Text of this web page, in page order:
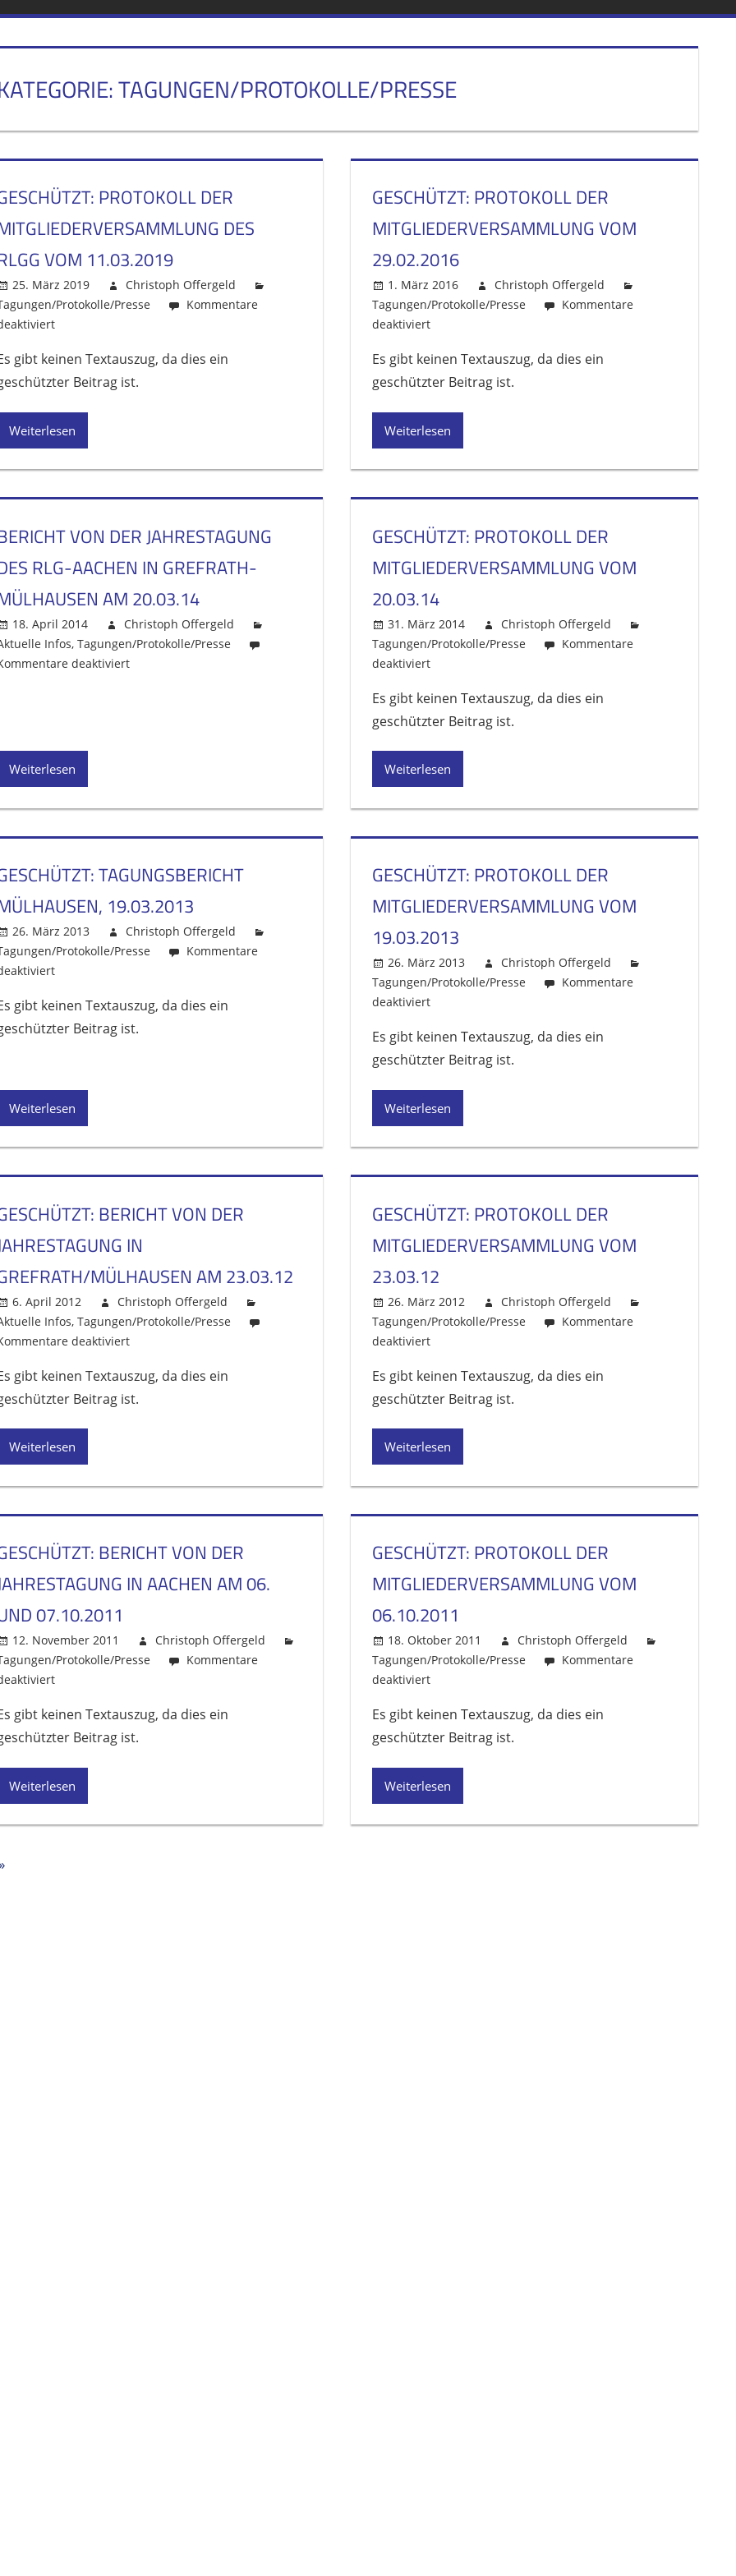
IM
BISTUM
AACHEN
TAGUNGEN/PROTOKOLLE/PRESSE
PROTOKOLL DER
DES
VOM 11.03.2019
25. März 2019
Christoph Offergeld
Protokolle/Presse
Kommentare
für
Protokoll
der
gibt keinen Textauszug, da dies ein
Beitrag ist.
Weiterlesen
GESCHÜTZT: PROTOKOLL DER
MITGLIEDERVERSAMMLUNG VOM
29.02.2016
1. März 2016
Christoph Offergeld
Tagungen/Protokolle/Presse
Kommentare
deaktiviertfür
Protokoll
der
Es gibt keinen Textauszug, da dies ein
geschützter Beitrag ist.
Weiterlesen
VON DER JAHRESTAGUNG
RLG-AACHEN IN GREFRATH-
AM 20.03.14
18. April 2014
Christoph Offergeld
Infos, Tagungen/Protokolle/Presse
deaktiviertfür
Grefrath-
am
20.03.14
Weiterlesen
GESCHÜTZT: PROTOKOLL DER
MITGLIEDERVERSAMMLUNG VOM
20.03.14
31. März 2014
Christoph Offergeld
Tagungen/Protokolle/Presse
Kommentare
deaktiviertfür
Protokoll
der
Es gibt keinen Textauszug, da dies ein
geschützter Beitrag ist.
Weiterlesen
TAGUNGSBERICHT
19.03.2013
26. März 2013
Christoph Offergeld
Protokolle/Presse
Kommentare
für
Tagungsbericht
Mülhausen,
gibt keinen Textauszug, da dies ein
Beitrag ist.
Weiterlesen
GESCHÜTZT: PROTOKOLL DER
MITGLIEDERVERSAMMLUNG VOM
19.03.2013
26. März 2013
Christoph Offergeld
Tagungen/Protokolle/Presse
Kommentare
deaktiviertfür
Protokoll
der
Es gibt keinen Textauszug, da dies ein
geschützter Beitrag ist.
Weiterlesen
BERICHT VON DER
IN
MÜLHAUSEN AM 23.03.12
6. April 2012
Christoph Offergeld
Infos, Tagungen/Protokolle/Presse
deaktiviertfür
Bericht
von
23.03.12
gibt keinen Textauszug, da dies ein
Beitrag ist.
Weiterlesen
GESCHÜTZT: PROTOKOLL DER
MITGLIEDERVERSAMMLUNG VOM
23.03.12
26. März 2012
Christoph Offergeld
Tagungen/Protokolle/Presse
Kommentare
deaktiviertfür
Protokoll
der
Es gibt keinen Textauszug, da dies ein
geschützter Beitrag ist.
Weiterlesen
BERICHT VON DER
IN AACHEN AM 06.
07.10.2011
12. November 2011
Christoph Offergeld
Protokolle/Presse
Kommentare
für
Bericht
von
gibt keinen Textauszug, da dies ein
Beitrag ist.
Weiterlesen
GESCHÜTZT: PROTOKOLL DER
MITGLIEDERVERSAMMLUNG VOM
06.10.2011
18. Oktober 2011
Christoph Offergeld
Tagungen/Protokolle/Presse
Kommentare
deaktiviertfür
Protokoll
der
Es gibt keinen Textauszug, da dies ein
geschützter Beitrag ist.
Weiterlesen
Nächste
»